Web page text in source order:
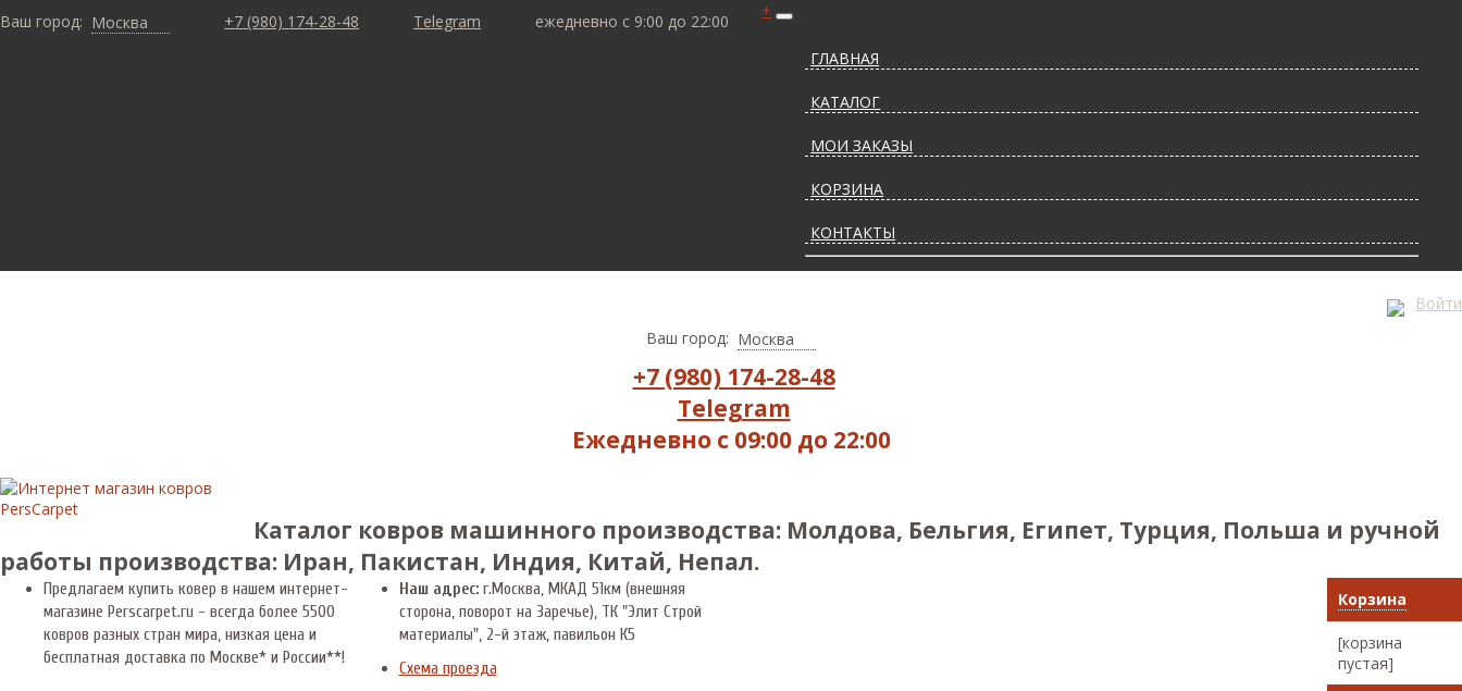
Ваш город: Москва +7 (980) 174-28-48 Telegram ежедневно с 9:00 до 22:00
+
ГЛАВНАЯ
КАТАЛОГ
МОИ ЗАКАЗЫ
КОРЗИНА
КОНТАКТЫ
Войти
Ваш город: Москва
+7 (980) 174-28-48
Telegram
Ежедневно с 09:00 до 22:00
Каталог ковров машинного производства: Молдова, Бельгия, Египет, Турция, Польша и ручной
работы производства: Иран, Пакистан, Индия, Китай, Непал.
Предлагаем купить ковер в нашем интернет-
магазине Perscarpet.ru - всегда более 5500
ковров разных стран мира, низкая цена и
бесплатная доставка по Москве* и России**!
Наш адрес:г.Москва, МКАД 51км (внешняя
сторона, поворот на Заречье), ТК "Элит Строй
материалы", 2-й этаж, павильон К5
Схема проезда
Корзина
[корзина
пустая]